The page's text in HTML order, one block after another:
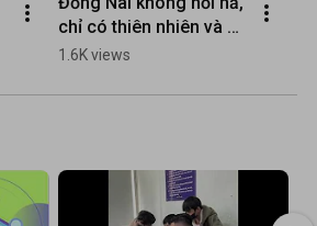
chỉ có thiên nhiên và
bình yên.
1.6K views